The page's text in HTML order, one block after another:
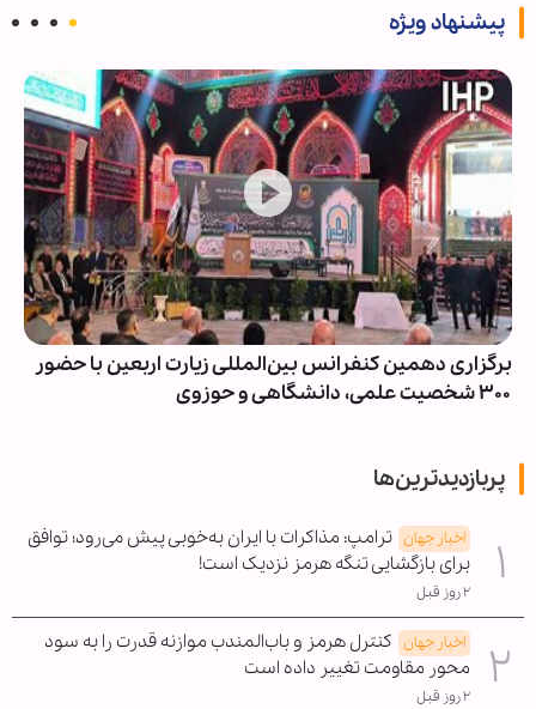
پیشنهاد ویژه
برگزاری دهمین کنفرانس بین‌المللی زیارت اربعین با حضور
۳۰۰ شخصیت‌ علمی، دانشگاهی و حوزوی
پربازدیدترین‌ها
اخبار جهان ترامپ: مذاکرات با ایران به‌خوبی پیش می‌رود؛ توافق
برای بازگشایی تنگه هرمز نزدیک است!
۲ روز قبل
اخبار جهان کنترل هرمز و باب‌المندب موازنه قدرت را به سود
محور مقاومت تغییر داده است
۲ روز قبل